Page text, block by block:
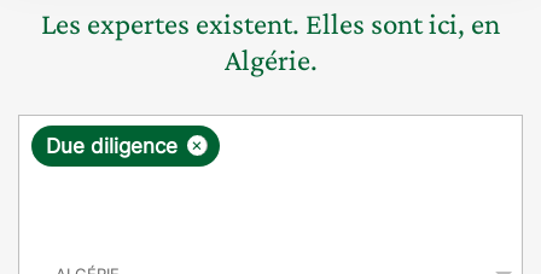
Les expertes existent. Elles sont ici, en
Algérie.
R
×
Due diligence